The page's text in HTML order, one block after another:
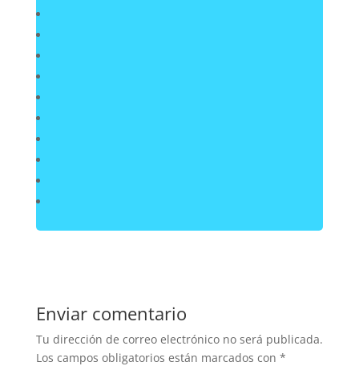
Enviar comentario
Tu dirección de correo electrónico no será publicada.
Los campos obligatorios están marcados con *